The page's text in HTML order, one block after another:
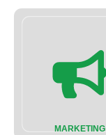
MARKETING